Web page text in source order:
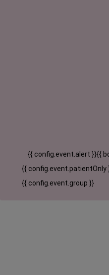
{{ config.event.alert }}{{
{{ config.event.patientOnly
{{ config.event.group }}